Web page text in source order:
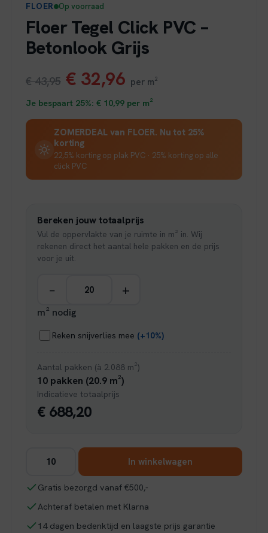
FLOER Op voorraad
Floer Tegel Click PVC –
Betonlook Grijs
€43,95 Oorspronkelijke
prijs
was:
€ 43,95.
€ 32,96 Huidige
prijs
is:
€ 32,96.
per m²
Je bespaart 25%: € 10,99 per m²
ZOMERDEAL van FLOER. Nu tot 25%
korting
22,5% korting op plak PVC · 25% korting op alle
click PVC
Bereken jouw totaalprijs
Vul de oppervlakte van je ruimte in m² in. Wij
rekenen direct het aantal hele pakken en de prijs
voor je uit.
− +
m² nodig
Reken snijverlies mee (+10%)
Aantal pakken (à 2.088 m²)
10 pakken (20.9 m²)
Indicatieve totaalprijs
€ 688,20
Tegel
Click
-
Betonlook
In winkelwagen
Gratis bezorgd vanaf €500,-
Achteraf betalen met Klarna
14 dagen bedenktijd en laagste prijs garantie